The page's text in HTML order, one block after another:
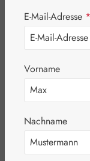
Bildergalerie
E-Mail-Adresse *
Vorname
Nachname